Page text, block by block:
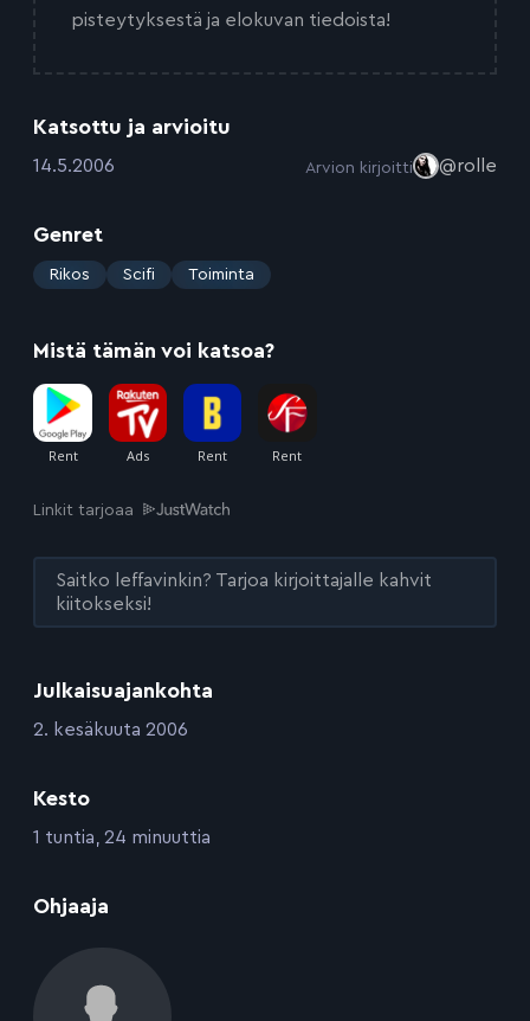
Julkaisuajankohta
:2. kesäkuuta 2006
Kesto
:1 tuntia, 24 minuuttia
Ohjaaja
pisteytyksestä ja elokuvan tiedoista!
Katsottu ja arvioitu
:14.5.2006 Arvion kirjoitti @rolle
Genret
: Rikos Scifi Toiminta
Mistä tämän voi katsoa?
Linkit tarjoaa
Saitko leffavinkin? Tarjoa kirjoittajalle kahvit
kiitokseksi!